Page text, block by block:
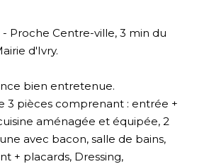
- Proche Centre-ville, 3 min du
d'Ivry.
bien entretenue.
3 pièces comprenant : entrée +
aménagée et équipée, 2
avec bacon, salle de bains,
+ placards, Dressing,